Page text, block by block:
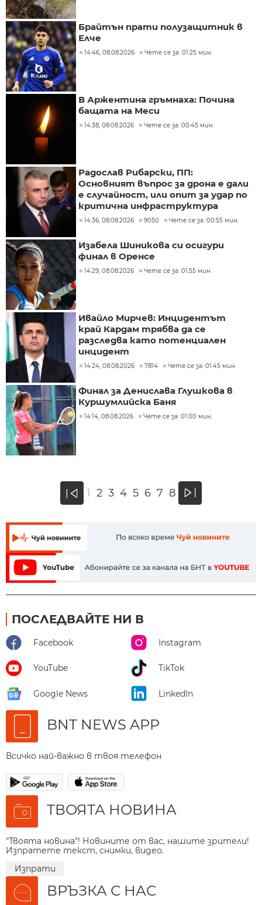
Брайтън прати полузащитник в
Елче
14:46, 08.08.2026 Чете се за: 01:25 мин.
В Аржентина гръмнаха: Почина
бащата на Меси
14:38, 08.08.2026 Чете се за: 00:45 мин.
Радослав Рибарски, ПП:
Основният въпрос за дрона е дали
е случайност, или опит за удар по
критична инфраструктура
14:36, 08.08.2026 9050 Чете се за: 00:55 мин.
Изабела Шиникова си осигури
финал в Оренсе
14:29, 08.08.2026 Чете се за: 01:55 мин.
Ивайло Мирчев: Инцидентът
край Кардам трябва да се
разследва като потенциален
инцидент
14:24, 08.08.2026 7814 Чете се за: 01:45 мин.
Финал за Денислава Глушкова в
Куршумлийска Баня
14:14, 08.08.2026 Чете се за: 01:00 мин.
« 1 2 3 4 5 6 7 8 »
ПОСЛЕДВАЙТЕ НИ В
Facebook Instagram
YouTube TikTok
Google News LinkedIn
BNT NEWS APP
Всичко най-важно в твоя телефон
ТВОЯТА НОВИНА
"Твоята новина"! Новините от вас, нашите зрители!
Изпратете текст, снимки, видео.
Изпрати
ВРЪЗКА С НАС